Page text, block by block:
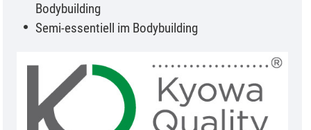
Bodybuilding
Semi-essentiell im Bodybuilding